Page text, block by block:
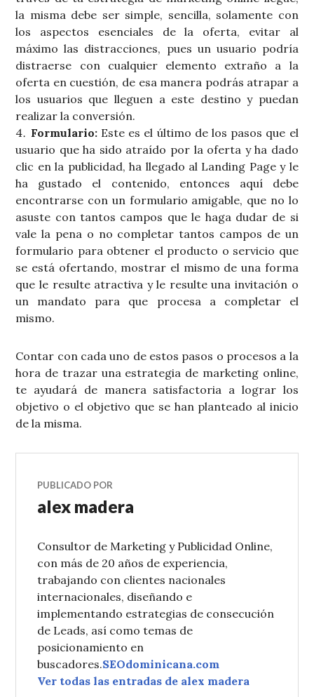
la misma debe ser simple, sencilla, solamente con
los aspectos esenciales de la oferta, evitar al
máximo las distracciones, pues un usuario podría
distraerse con cualquier elemento extraño a la
oferta en cuestión, de esa manera podrás atrapar a
los usuarios que lleguen a este destino y puedan
realizar la conversión.
Formulario:Este es el último de los pasos que el
usuario que ha sido atraído por la oferta y ha dado
clic en la publicidad, ha llegado al Landing Page y le
ha gustado el contenido, entonces aquí debe
encontrarse con un formulario amigable, que no lo
asuste con tantos campos que le haga dudar de si
vale la pena o no completar tantos campos de un
formulario para obtener el producto o servicio que
se está ofertando, mostrar el mismo de una forma
que le resulte atractiva y le resulte una invitación o
un mandato para que procesa a completar el
mismo.
Contar con cada uno de estos pasos o procesos a la
hora de trazar una estrategia de marketing online,
te ayudará de manera satisfactoria a lograr los
objetivo o el objetivo que se han planteado al inicio
de la misma.
PUBLICADO POR
alex madera
Consultor de Marketing y Publicidad Online,
con más de 20 años de experiencia,
trabajando con clientes nacionales
internacionales, diseñando e
implementando estrategias de consecución
de Leads, así como temas de
posicionamiento en
buscadores.SEOdominicana.com
Ver todas las entradas de alex madera